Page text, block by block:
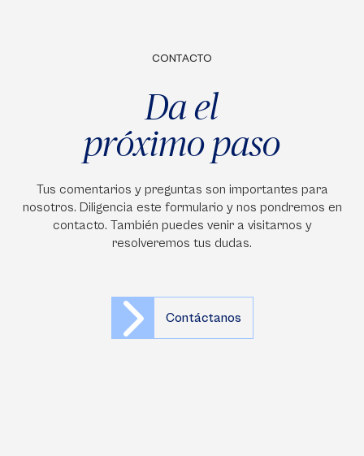
CONTACTO
Da el
próximo paso
Tus comentarios y preguntas son importantes para
nosotros. Diligencia este formulario y nos pondremos en
contacto. También puedes venir a visitarnos y
resolveremos tus dudas.
Contáctanos